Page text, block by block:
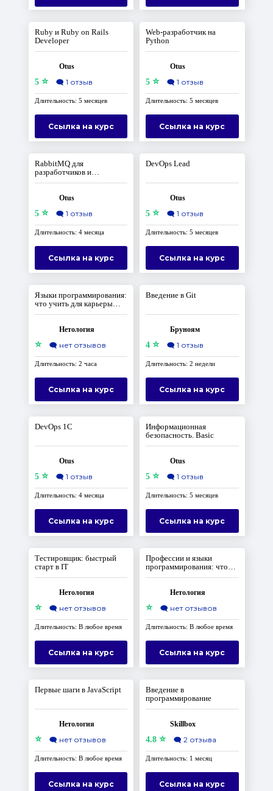
Ruby и Ruby on Rails
Developer
Otus
5⭐ 🗨️ 1 отзыв
Длительность: 5 месяцев
Ссылка на курс
Web-разработчик на
Python
Otus
5 ⭐ 🗨️ 1 отзыв
Длительность: 5 месяцев
Ссылка на курс
RabbitMQ для
разработчиков и
администраторов
Otus
5⭐ 🗨️ 1 отзыв
Длительность: 4 месяца
Ссылка на курс
DevOps Lead
Otus
5 ⭐ 🗨️ 1 отзыв
Длительность: 5 месяцев
Ссылка на курс
Языки программирования:
что учить для карьеры
разработчика
Нетология
⭐ 🗨️ нет отзывов
Длительность: 2 часа
Ссылка на курс
Введение в Git
Бруноям
4 ⭐ 🗨️ 1 отзыв
Длительность: 2 недели
Ссылка на курс
DevOps 1С
Otus
5⭐ 🗨️ 1 отзыв
Длительность: 4 месяца
Ссылка на курс
Информационная
безопасность. Basic
Otus
5 ⭐ 🗨️ 1 отзыв
Длительность: 5 месяцев
Ссылка на курс
Тестировщик: быстрый
старт в IT
Нетология
⭐ 🗨️ нет отзывов
Длительность: В любое время
Ссылка на курс
Профессии и языки
программирования: что
выбрать
Нетология
⭐ 🗨️ нет отзывов
Длительность: В любое время
Ссылка на курс
Первые шаги в JavaScript
Нетология
⭐ 🗨️ нет отзывов
Длительность: В любое время
Ссылка на курс
Введение в
программирование
Skillbox
4.8 ⭐ 🗨️ 2 отзыва
Длительность: 1 месяц
Ссылка на курс